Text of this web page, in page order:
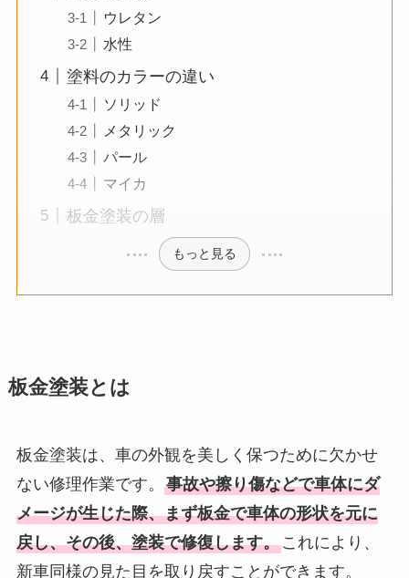
ウレタン
水性
塗料のカラーの違い
ソリッド
メタリック
パール
マイカ
板金塗装の層
もっと見る
板金塗装とは
板金塗装は、車の外観を美しく保つために欠かせ
ない修理作業です。 事故や擦り傷などで車体にダ
メージが生じた際、まず板金で車体の形状を元に
戻し、その後、塗装で修復します。これにより、
新車同様の見た目を取り戻すことができます。